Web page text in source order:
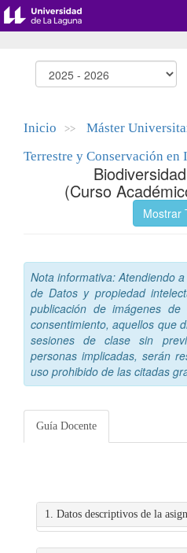
Inicio >>
Máster
Terrestre y Conservación en
(Curso
Mostrar
Nota informativa: Atendiendo
de Datos y propiedad
publicación de imágenes
consentimiento, aquellos que
sesiones de clase sin
personas implicadas, serán
uso prohibido de las citadas
Guía Docente
1. Datos descriptivos de la